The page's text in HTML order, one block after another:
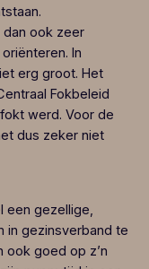
dan ook zeer
In
erg groot. Het
Fokbeleid
werd. Voor de
dus zeker niet
een gezellige,
in gezinsverband te
ook goed op z’n